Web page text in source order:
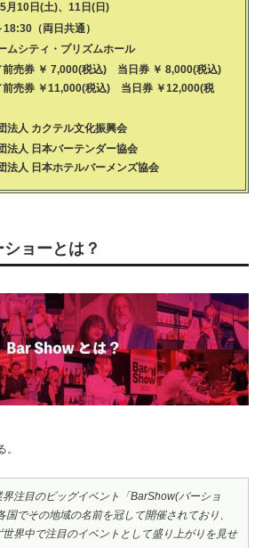
5月10 日(土)、11 日( 日)
18:30 （両日共通）
ティ・プリズムホール
前売券 ￥7,000(税込) 当日券 ￥8,000(税込)
前売券 ￥11,000(税込) 当日券 ￥12,000(税
カクテル文化振興会
日本バーテンダー協会
本ホテルバーメンズ協会
ショーとは？
注目のビッグイベント「BarShow(バーショ
国でその地域の名前を冠して開催されており、
界中で注目のイベントとして盛り上がりを見せ